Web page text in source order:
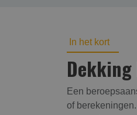
In het kort
Een
of